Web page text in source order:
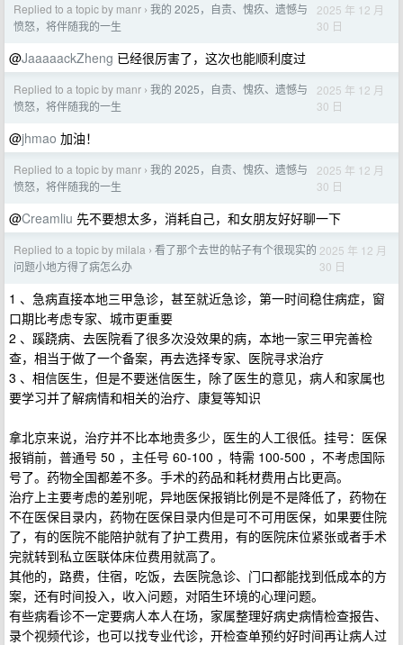
Replied to a topic by manr › 我的 2025，自责、愧疚、遗憾与
愤怒，将伴随我的一生
2025 年 12 月
30 日
@JaaaaackZheng 已经很厉害了，这次也能顺利度过
Replied to a topic by manr › 我的 2025，自责、愧疚、遗憾与
愤怒，将伴随我的一生
2025 年 12 月
30 日
@jhmao 加油！
Replied to a topic by manr › 我的 2025，自责、愧疚、遗憾与
愤怒，将伴随我的一生
2025 年 12 月
30 日
@Creamliu 先不要想太多，消耗自己，和女朋友好好聊一下
Replied to a topic by milala › 看了那个去世的帖子有个很现实的
问题小地方得了病怎么办
2025 年 12 月
30 日
1 、急病直接本地三甲急诊，甚至就近急诊，第一时间稳住病症，窗
口期比考虑专家、城市更重要
2 、蹊跷病、去医院看了很多次没效果的病，本地一家三甲完善检
查，相当于做了一个备案，再去选择专家、医院寻求治疗
3 、相信医生，但是不要迷信医生，除了医生的意见，病人和家属也
要学习并了解病情和相关的治疗、康复等知识
拿北京来说，治疗并不比本地贵多少，医生的人工很低。挂号：医保
报销前，普通号 50 ，主任号 60-100 ，特需 100-500 ，不考虑国际
号了。药物全国都差不多。手术的药品和耗材费用占比更高。
治疗上主要考虑的差别呢，异地医保报销比例是不是降低了，药物在
不在医保目录内，药物在医保目录内但是可不可用医保，如果要住院
了，有的医院不能陪护就有了护工费用，有的医院床位紧张或者手术
完就转到私立医联体床位费用就高了。
其他的，路费，住宿，吃饭，去医院急诊、门口都能找到低成本的方
案，还有时间投入，收入问题，对陌生环境的心理问题。
有些病看诊不一定要病人本人在场，家属整理好病史病情检查报告、
录个视频代诊，也可以找专业代诊，开检查单预约好时间再让病人过